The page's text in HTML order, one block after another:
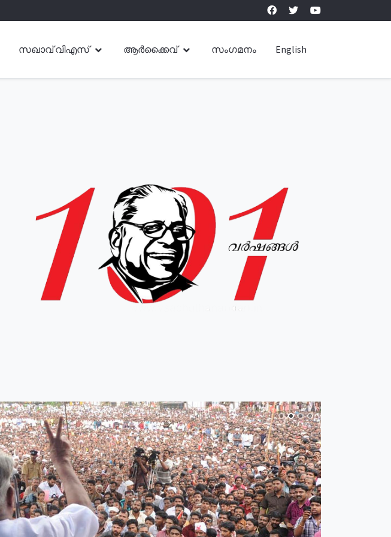
സഖാവ് വിഎസ് ആർക്കൈവ് സംഗമനം English